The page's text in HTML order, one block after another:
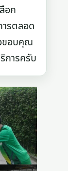
อก
ารตลอด
ขอบคุณ
การครับ